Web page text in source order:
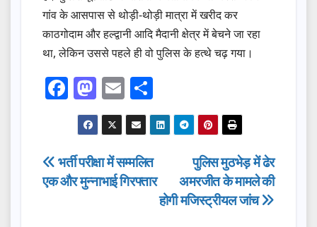
गांव के आसपास से थोड़ी-थोड़ी मात्रा में खरीद कर
काठगोदाम और हल्द्वानी आदि मैदानी क्षेत्र में बेचने जा रहा
था, लेकिन उससे पहले ही वो पुलिस के हत्थे चढ़ गया।
F
a
c
e
b
M
a
st
o
d
E
m
ail
h
ar
e
Post
navigation
पुलिस मुठभेड़ में ढेर
अमरजीत के मामले की
होगी मजिस्ट्रीयल जांच
भर्ती परीक्षा में सम्मलित
एक और मुन्नाभाई गिरफ्तार